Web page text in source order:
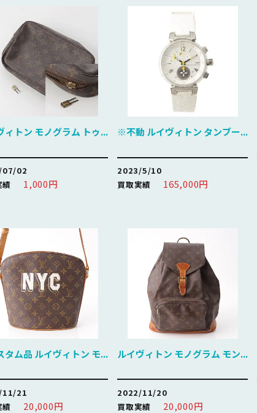
ィトン モノグラム トゥ...
02
績
1,000円
※不動 ルイヴィトン タンブー...
2023/5/10
買取実績
165,000円
ム品 ルイヴィトン モ...
21
績
20,000円
ルイヴィトン モノグラム モン...
2022/11/20
買取実績
20,000円